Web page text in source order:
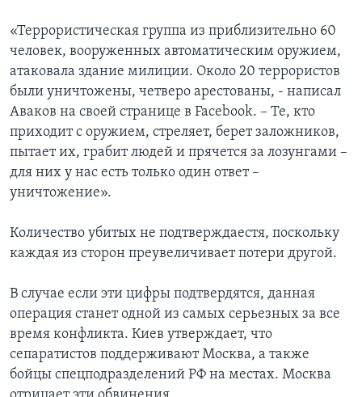
«Террористическая группа из приблизительно 60
человек, вооруженных автоматическим оружием,
атаковала здание милиции. Около 20 террористов
были уничтожены, четверо арестованы, - написал
Аваков на своей странице в Facebook. – Те, кто
приходит с оружием, стреляет, берет заложников,
пытает их, грабит людей и прячется за лозунгами –
для них у нас есть только один ответ –
уничтожение».
Количество убитых не подтверждаестя, поскольку
каждая из сторон преувеличивает потери другой.
В случае если эти цифры подтвердятся, данная
операция станет одной из самых серьезных за все
время конфликта. Киев утверждает, что
сепаратистов поддерживают Москва, а также
бойцы спецподразделений РФ на местах. Москва